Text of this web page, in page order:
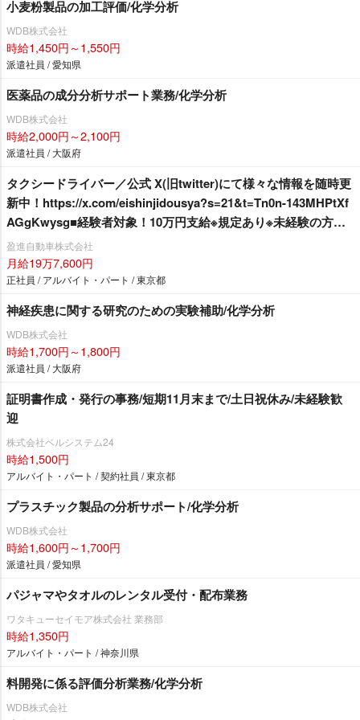
小麦粉製品の加工評価/化学分析
WDB株式会社
時給1,450円～1,550円
派遣社員 / 愛知県
医薬品の成分分析サポート業務/化学分析
WDB株式会社
時給2,000円～2,100円
派遣社員 / 大阪府
タクシードライバー／公式 X(旧twitter)にて様々な情報を随時更
新中！https://x.com/eishinjidousya?s=21&t=Tn0n-143MHPtXf
AGgKwysg■経験者対象！10万円支給※規定あり※未経験の方に
も『キャリアアップ支援金』として10万円支給※規定あり■選べ
る給与保証 12か月27万円 or 6か月30万円 未経験者対象！※規定
あり■住宅支援制度あり！（最大50万円）※規定あり
盈進自動車株式会社
月給19万7,600円
正社員 / アルバイト・パート / 東京都
神経疾患に関する研究のための実験補助/化学分析
WDB株式会社
時給1,700円～1,800円
派遣社員 / 大阪府
証明書作成・発行の事務/短期11月末まで/土日祝休み/未経験歓
迎
株式会社ベルシステム24
時給1,500円
アルバイト・パート / 契約社員 / 東京都
プラスチック製品の分析サポート/化学分析
WDB株式会社
時給1,600円～1,700円
派遣社員 / 愛知県
パジャマやタオルのレンタル受付・配布業務
ワタキューセイモア株式会社 業務部
時給1,350円
アルバイト・パート / 神奈川県
料開発に係る評価分析業務/化学分析
WDB株式会社